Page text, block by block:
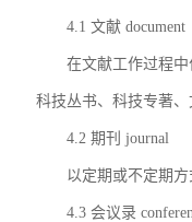
4.1 文献 document
在文献工作过程
科技丛书、科技专著
4.2 期刊 journal
以定期或不定期
4.3 会议录